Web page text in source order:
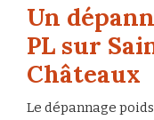
Un
PL sur
Châteaux
Le dépannage